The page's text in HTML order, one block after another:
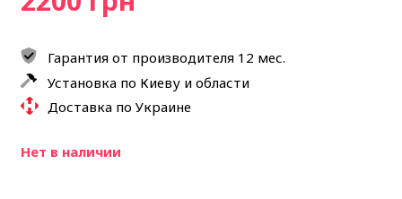
Гарантия от производителя 12 мес.
Установка по Киеву и области
Доставка по Украине
Нет в наличии